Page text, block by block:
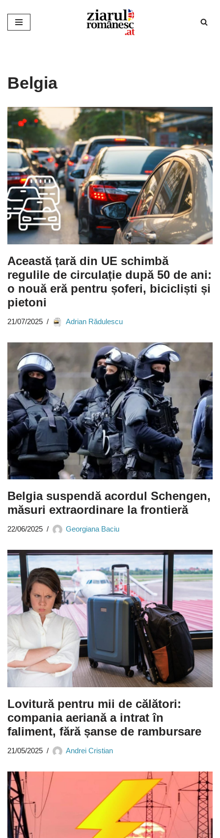
Sari
Belgia
Această țară din UE schimbă
regulile de circulație după 50 de ani:
o nouă eră pentru șoferi, bicicliști și
pietoni
21/07/2025 Adrian Rădulescu
Belgia suspendă acordul Schengen,
măsuri extraordinare la frontieră
22/06/2025 Georgiana Baciu
Lovitură pentru mii de călători:
compania aeriană a intrat în
faliment, fără șanse de rambursare
21/05/2025 Andrei Cristian